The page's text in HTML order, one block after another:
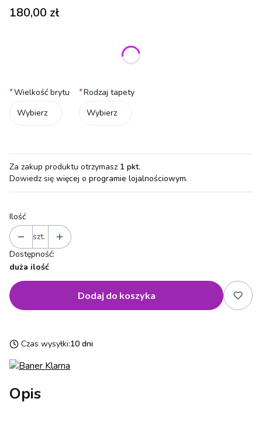
Cena
180,00 zł
Poszczególne warianty mogą różnić się ceną
*Wielkość brytu
Wybierz
*Rodzaj tapety
Wybierz
Za zakup produktu otrzymasz 1 pkt.
Dowiedz się więcej o programie lojalnościowym.
Ilość
szt.
Dostępność:
duża ilość
Dodaj do koszyka
Czas wysyłki:10 dni
Opis